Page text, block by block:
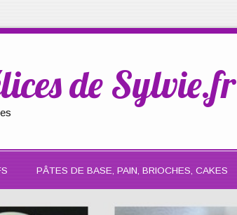
de Sylvie.fr
PÂTES DE BASE, PAIN, BRIOCHES, CAKES